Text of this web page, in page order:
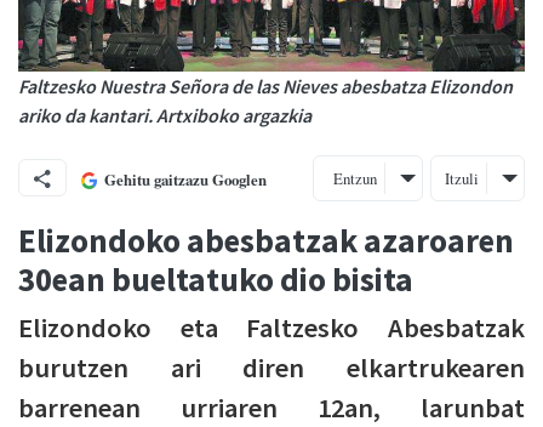
Faltzesko Nuestra Señora de las Nieves abesbatza Elizondon
ariko da kantari. Artxiboko argazkia
Gehitu gaitzazu Googlen Entzun Itzuli
Elizondoko abesbatzak azaroaren
30ean bueltatuko dio bisita
Elizondoko eta Faltzesko Abesbatzak
burutzen ari diren elkartrukearen
barrenean urriaren 12an, larunbat